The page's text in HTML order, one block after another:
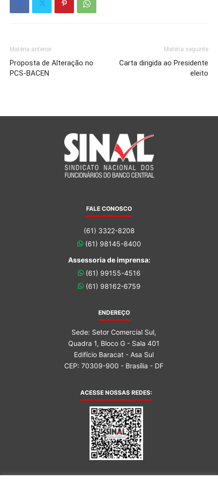
Matéria anterior
Proposta de Alteração no
PCS-BACEN
Matéria seguinte
Carta dirigida ao Presidente
eleito
FALE CONOSCO
(61) 3322-8208
(61) 98145-8400
Assessoria de imprensa:
(61) 99155-4516
(61) 98162-6759
ENDEREÇO
Sede: Setor Comercial Sul,
Quadra 1, Bloco G - Sala 401
Edifício Baracat - Asa Sul
CEP: 70309-900 - Brasília - DF
ACESSE NOSSAS REDES: